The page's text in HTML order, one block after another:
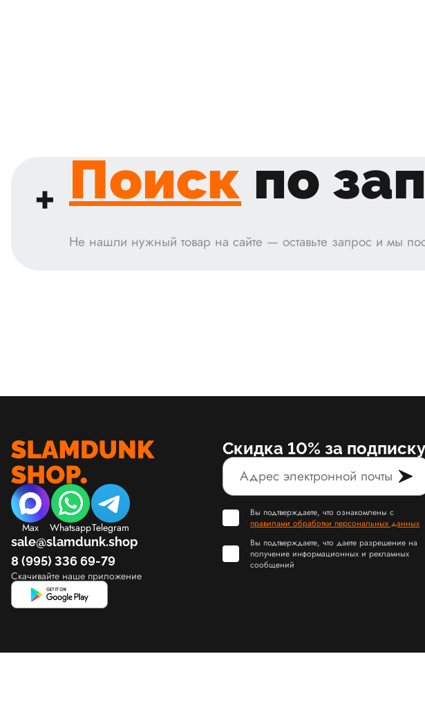
Поиск по
Не нашли нужный товар на сайте — оставьте запрос и мы
Max WhatsappTelegram
sale@slamdunk.shop
8 (995) 336 69-79
Скачивайте наше приложение
Скидка 10% за подписку
Вы подтверждаете, что ознакомлены с
правилами обработки персональных данных
Вы подтверждаете, что даете разрешение на
получение информационных и рекламных
сообщений